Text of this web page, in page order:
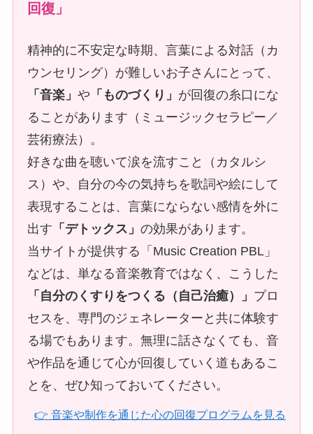
回復」
精神的に不安定な時期、言葉による対話（カ
ウンセリング）が難しいお子さんにとって、
「音楽」 や 「ものづくり」 が回復の糸口にな
ることがあります（ミュージックセラピー／
芸術療法）。
好きな曲を聴いて涙を流すこと（カタルシ
ス）や、自分の今の気持ちを歌詞や絵にして
表現することは、言葉にならない感情を外に
出す 「デトックス」 の効果があります。
当サイトが提供する「Music Creation PBL」
などは、単なる音楽教育ではなく、こうした
「自分のくすりをつくる（自己治癒）」 プロ
セスを、専門のジェネレーターと共に体験す
る場でもあります。無理に話さなくても、音
や作品を通じて心が回復していく道もあるこ
とを、ぜひ知っておいてください。
👉 音楽や制作を通じた心の回復プログラムを見る